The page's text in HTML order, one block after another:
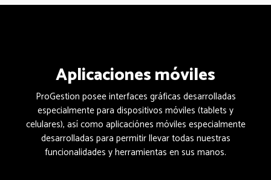
Aplicaciones móviles
ProGestion posee interfaces gráficas desarrolladas
especialmente para dispositivos móviles (tablets y
celulares), así como aplicaciónes móviles especialmente
desarrolladas para permitir llevar todas nuestras
funcionalidades y herramientas en sus manos.